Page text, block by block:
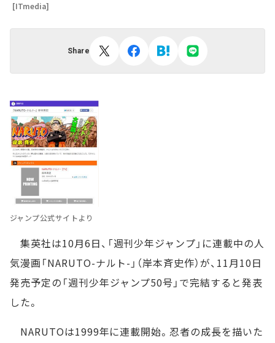
[ITmedia]
Share
ジャンプ公式サイトより
集英社は10月6日、「週刊少年ジャンプ」に連載中の人
気漫画「NARUTO-ナルト-」（岸本斉史作）が、11月10日
発売予定の「週刊少年ジャンプ50号」で完結すると発表
した。
NARUTOは1999年に連載開始。忍者の成長を描いた